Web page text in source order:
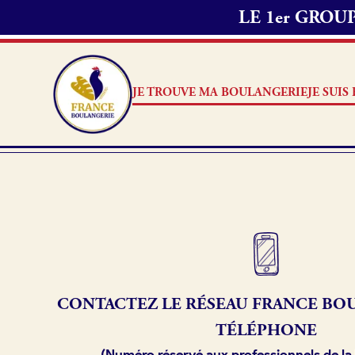
LE 1er
JE TROUVE MA BOULANGERIEJE SUIS
Je suis boulanger
Je découvre France
Pourquoi adhérer à France
Je référence ma boulangerie
CONTACTEZ LE RÉSEAUFRANCE
TÉLÉPHONE